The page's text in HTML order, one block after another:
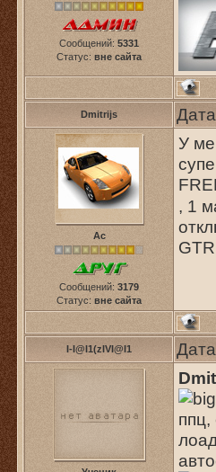
Сообщений: 5331
Статус: вне сайта
Dmitrijs
Ас
Сообщений: 3179
Статус: вне сайта
У
, 1
I-I@I1(zIVI@I1